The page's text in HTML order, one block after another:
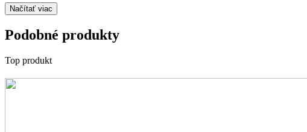
Načítať viac
Podobné produkty
Top produkt